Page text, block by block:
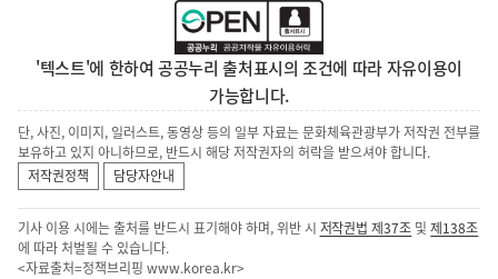
'텍스트'에 한하여 공공누리 출처표시의 조건에 따라 자유이용이
가능합니다.
단, 사진, 이미지, 일러스트, 동영상 등의 일부 자료는 문화체육관광부가 저작권 전부를
보유하고 있지 아니하므로, 반드시 해당 저작권자의 허락을 받으셔야 합니다.
저작권정책
담당자안내
기사 이용 시에는 출처를 반드시 표기해야 하며, 위반 시 저작권법 제37조 및제138조
에 따라 처벌될 수 있습니다.
<자료출처=정책브리핑 www.korea.kr>